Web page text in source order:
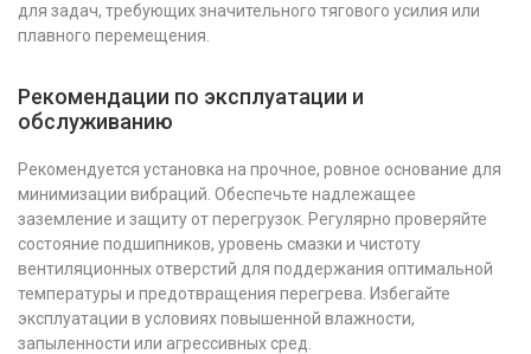
для задач, требующих значительного тягового усилия или
плавного перемещения.
Рекомендации по эксплуатации и
обслуживанию
Рекомендуется установка на прочное, ровное основание для
минимизации вибраций. Обеспечьте надлежащее
заземление и защиту от перегрузок. Регулярно проверяйте
состояние подшипников, уровень смазки и чистоту
вентиляционных отверстий для поддержания оптимальной
температуры и предотвращения перегрева. Избегайте
эксплуатации в условиях повышенной влажности,
запыленности или агрессивных сред.